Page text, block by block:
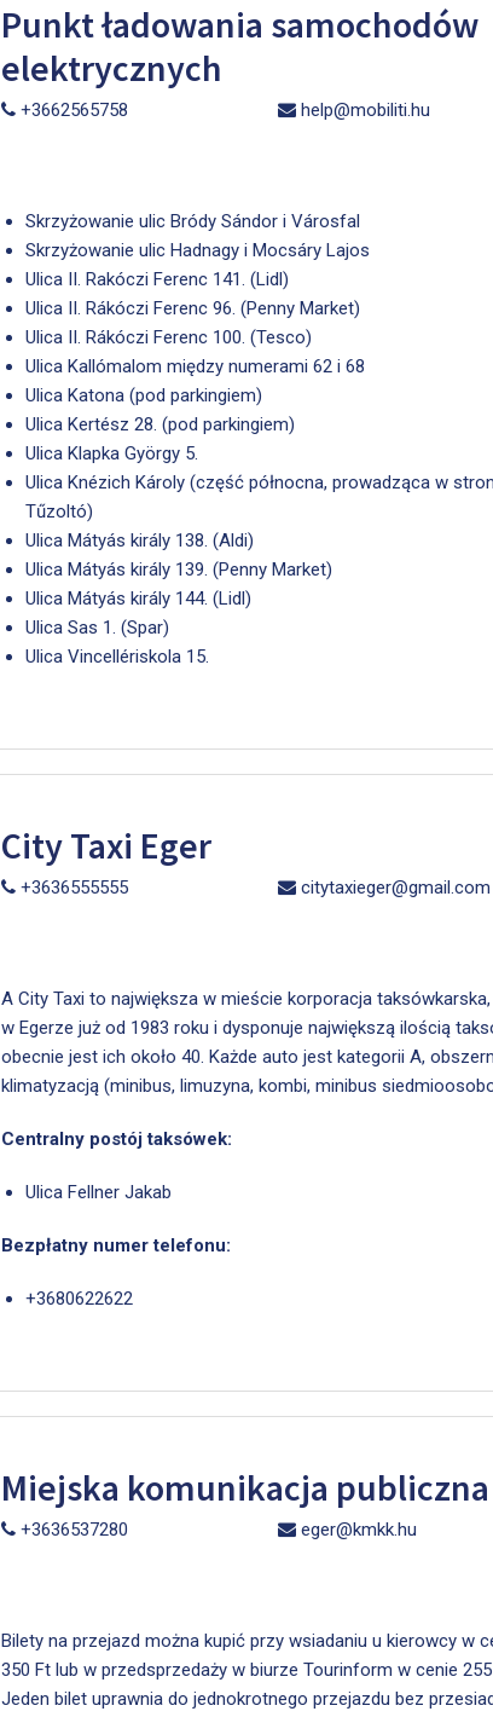
Punkt ładowania samochodów
elektrycznych
+3662565758 help@mobiliti.hu
Skrzyżowanie ulic Bródy Sándor i Városfal
Skrzyżowanie ulic Hadnagy i Mocsáry Lajos
Ulica II. Rakóczi Ferenc 141. (Lidl)
Ulica II. Rákóczi Ferenc 96. (Penny Market)
Ulica II. Rákóczi Ferenc 100. (Tesco)
Ulica Kallómalom między numerami 62 i 68
Ulica Katona (pod parkingiem)
Ulica Kertész 28. (pod parkingiem)
Ulica Klapka György 5.
Ulica Knézich Károly (część północna, prowadząca w
Tűzoltó)
Ulica Mátyás király 138. (Aldi)
Ulica Mátyás király 139. (Penny Market)
Ulica Mátyás király 144. (Lidl)
Ulica Sas 1. (Spar)
Ulica Vincellériskola 15.
City Taxi Eger
+3636555555 citytaxieger@gmail.com
A City Taxi to największa w mieście korporacja taksówkarska,
w Egerze już od 1983 roku i dysponuje największą ilością
obecnie jest ich około 40. Każde auto jest kategorii A,
klimatyzacją (minibus, limuzyna, kombi, minibus
Centralny postój taksówek:
Ulica Fellner Jakab
Bezpłatny numer telefonu:
+3680622622
Miejska komunikacja publiczna
+3636537280 eger@kmkk.hu
Bilety na przejazd można kupić przy wsiadaniu u kierowcy w
350 Ft lub w przedsprzedaży w biurze Tourinform w cenie 255
Jeden bilet uprawnia do jednokrotnego przejazdu bez